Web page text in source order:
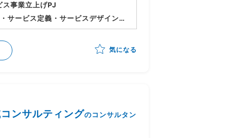
ス事業立上げPJ
サービス定義・サービスデザイン
当しつつメニュー化や顧客アプロ
大
気になる
ンサルティングのコンサルタン